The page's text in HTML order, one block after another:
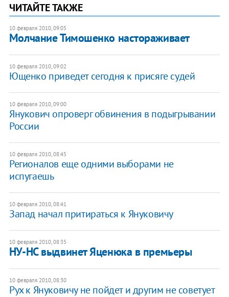
ЧИТАЙТЕ ТАКЖЕ
10 февраля 2010, 09:05
Молчание Тимошенко настораживает
10 февраля 2010, 09:02
Ющенко приведет сегодня к присяге судей
10 февраля 2010, 09:00
Янукович опроверг обвинения в подыгрывании
России
10 февраля 2010, 08:45
Регионалов еще одними выборами не
испугаешь
10 февраля 2010, 08:41
Запад начал притираться к Януковичу
10 февраля 2010, 08:35
НУ-НС выдвинет Яценюка в премьеры
10 февраля 2010, 08:30
Рух к Януковичу не пойдет и другим не советует